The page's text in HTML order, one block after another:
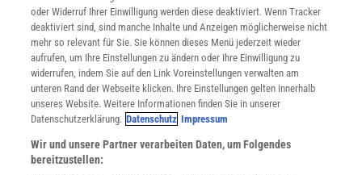
Für Sie im Spektrum-Shop und am Kiosk:
oder Widerruf Ihrer Einwilligung werden diese deaktiviert. Wenn Tracker
deaktiviert sind, sind manche Inhalte und Anzeigen möglicherweise nicht
mehr so relevant für Sie. Sie können dieses Menü jederzeit wieder
aufrufen, um Ihre Einstellungen zu ändern oder Ihre Einwilligung zu
widerrufen, indem Sie auf den Link Voreinstellungen verwalten am
unteren Rand der Webseite klicken. Ihre Einstellungen gelten innerhalb
unseres Website. Weitere Informationen finden Sie in unserer
Datenschutzerklärung. Datenschutz Impressum
Wir und unsere Partner verarbeiten Daten, um Folgendes
bereitzustellen: